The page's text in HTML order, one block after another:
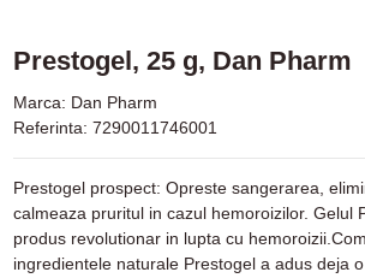
Prestogel, 25 g, Dan Pharm
Marca: Dan Pharm
Referinta: 7290011746001
Prestogel prospect: Opreste sangerarea,
calmeaza pruritul in cazul hemoroizilor. Gelul
produs revolutionar in lupta cu
ingredientele naturale Prestogel a adus deja